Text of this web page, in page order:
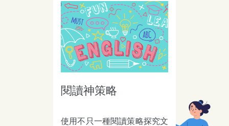
閱讀神策略
使用不只一種閱讀策略探究文